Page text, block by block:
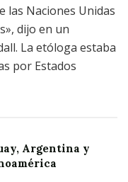
las Naciones Unidas
dijo en un
La etóloga estaba
por Estados
Argentina y